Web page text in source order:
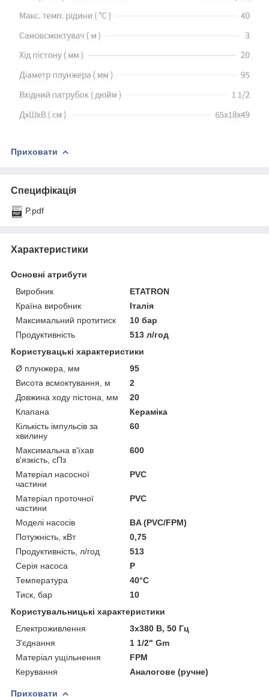
Приховати
Специфікація
P.pdf
Характеристики
Основні атрибути
Виробник
ETATRON
Країна виробник
Італія
Максимальний протитиск
10 бар
Продуктивність
513 л/год
Користувацькi характеристики
Ø плунжера, мм
95
Висота всмоктування, м
2
Довжина ходу пістона, мм
20
Клапана
Кераміка
Кількість імпульсів за
хвилину
60
Максимальна в'їхав
в'язкість, сПз
600
Матеріал насосної
частини
PVC
Матеріал проточної
частини
PVC
Моделі насосів
BA (PVC/FPM)
Потужність, кВт
0,75
Продуктивність, л/год
513
Серія насоса
P
Температура
40°C
Тиск, бар
10
Користувальницькі характеристики
Електроживлення
3х380 В, 50 Гц
З'єднання
1 1/2" Gm
Матеріал ущільнення
FPM
Керування
Аналогове (ручне)
Приховати